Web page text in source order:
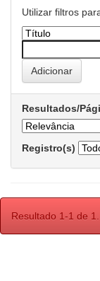
Utilizar filtros
Resultados/
Registro(s)
Resultado 1-1 de 1.